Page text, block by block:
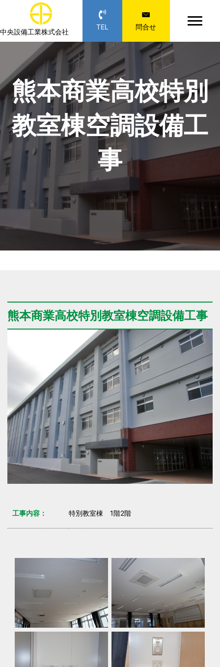
中央設備工業株式会社
TEL 問合せ
熊本商業高校特別
教室棟空調設備工
事
熊本商業高校特別教室棟空調設備工事
工事内容： 特別教室棟 1階2階